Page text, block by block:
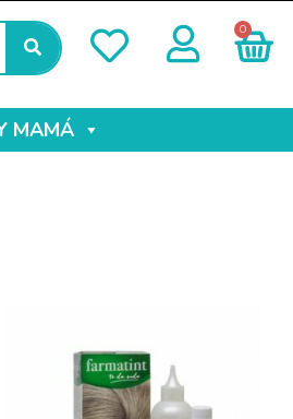
0
MAMÁ